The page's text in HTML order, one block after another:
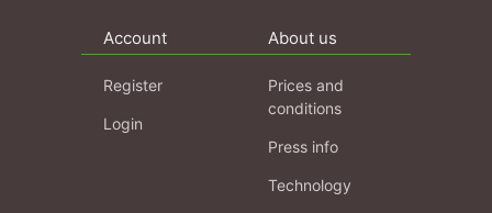
Account
Register
Login
About us
Prices and
conditions
Press info
Technology